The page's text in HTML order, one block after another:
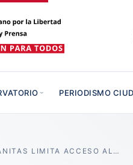
PERIODISMO
LIMITA ACCESO AL…